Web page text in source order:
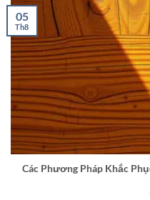
Các Phương Pháp Khắc
05
Th8